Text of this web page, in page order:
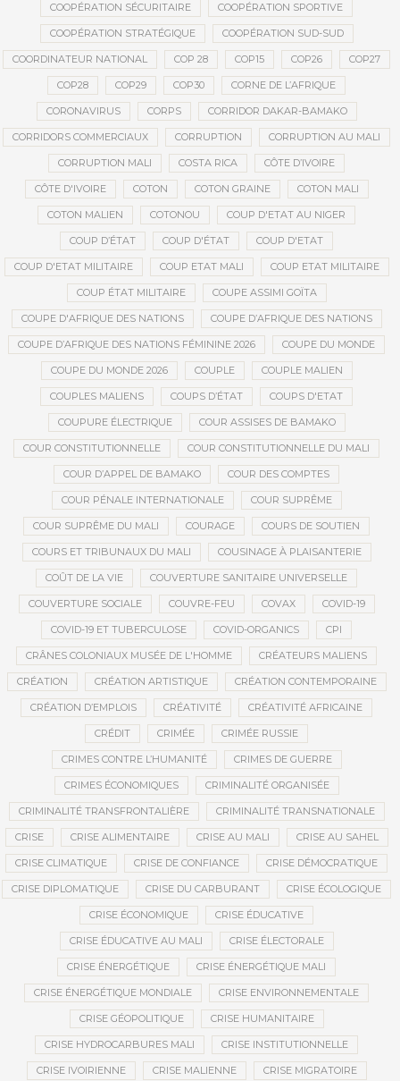
COOPÉRATION SÉCURITAIRE COOPÉRATION SPORTIVE
COOPÉRATION STRATÉGIQUE COOPÉRATION SUD-SUD
COORDINATEUR NATIONAL COP 28 COP15 COP26 COP27
COP28 COP29 COP30 CORNE DE L’AFRIQUE
CORONAVIRUS CORPS CORRIDOR DAKAR-BAMAKO
CORRIDORS COMMERCIAUX CORRUPTION CORRUPTION AU MALI
CORRUPTION MALI COSTA RICA CÔTE D’IVOIRE
CÔTE D'IVOIRE COTON COTON GRAINE COTON MALI
COTON MALIEN COTONOU COUP D'ETAT AU NIGER
COUP D’ÉTAT COUP D'ÉTAT COUP D'ETAT
COUP D'ETAT MILITAIRE COUP ETAT MALI COUP ETAT MILITAIRE
COUP ÉTAT MILITAIRE COUPE ASSIMI GOÏTA
COUPE D'AFRIQUE DES NATIONS COUPE D’AFRIQUE DES NATIONS
COUPE D’AFRIQUE DES NATIONS FÉMININE 2026 COUPE DU MONDE
COUPE DU MONDE 2026 COUPLE COUPLE MALIEN
COUPLES MALIENS COUPS D’ÉTAT COUPS D'ETAT
COUPURE ÉLECTRIQUE COUR ASSISES DE BAMAKO
COUR CONSTITUTIONNELLE COUR CONSTITUTIONNELLE DU MALI
COUR D’APPEL DE BAMAKO COUR DES COMPTES
COUR PÉNALE INTERNATIONALE COUR SUPRÊME
COUR SUPRÊME DU MALI COURAGE COURS DE SOUTIEN
COURS ET TRIBUNAUX DU MALI COUSINAGE À PLAISANTERIE
COÛT DE LA VIE COUVERTURE SANITAIRE UNIVERSELLE
COUVERTURE SOCIALE COUVRE-FEU COVAX COVID-19
COVID-19 ET TUBERCULOSE COVID-ORGANICS CPI
CRÂNES COLONIAUX MUSÉE DE L'HOMME CRÉATEURS MALIENS
CRÉATION CRÉATION ARTISTIQUE CRÉATION CONTEMPORAINE
CRÉATION D’EMPLOIS CRÉATIVITÉ CRÉATIVITÉ AFRICAINE
CRÉDIT CRIMÉE CRIMÉE RUSSIE
CRIMES CONTRE L’HUMANITÉ CRIMES DE GUERRE
CRIMES ÉCONOMIQUES CRIMINALITÉ ORGANISÉE
CRIMINALITÉ TRANSFRONTALIÈRE CRIMINALITÉ TRANSNATIONALE
CRISE CRISE ALIMENTAIRE CRISE AU MALI CRISE AU SAHEL
CRISE CLIMATIQUE CRISE DE CONFIANCE CRISE DÉMOCRATIQUE
CRISE DIPLOMATIQUE CRISE DU CARBURANT CRISE ÉCOLOGIQUE
CRISE ÉCONOMIQUE CRISE ÉDUCATIVE
CRISE ÉDUCATIVE AU MALI CRISE ÉLECTORALE
CRISE ÉNERGÉTIQUE CRISE ÉNERGÉTIQUE MALI
CRISE ÉNERGÉTIQUE MONDIALE CRISE ENVIRONNEMENTALE
CRISE GÉOPOLITIQUE CRISE HUMANITAIRE
CRISE HYDROCARBURES MALI CRISE INSTITUTIONNELLE
CRISE IVOIRIENNE CRISE MALIENNE CRISE MIGRATOIRE